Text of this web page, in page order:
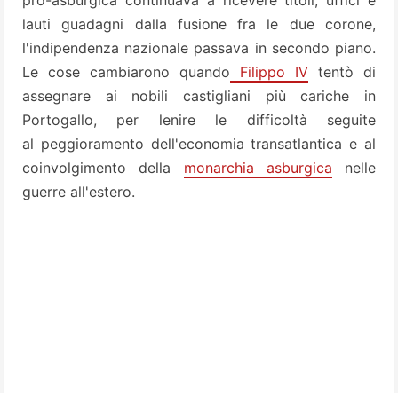
lauti guadagni dalla fusione fra le due corone,
l'indipendenza nazionale passava in secondo piano.
Le cose cambiarono quando Filippo IV tentò di
assegnare ai nobili castigliani più cariche in
Portogallo, per lenire le difficoltà seguite
al peggioramento dell'economia transatlantica e al
coinvolgimento della monarchia asburgica nelle
guerre all'estero.